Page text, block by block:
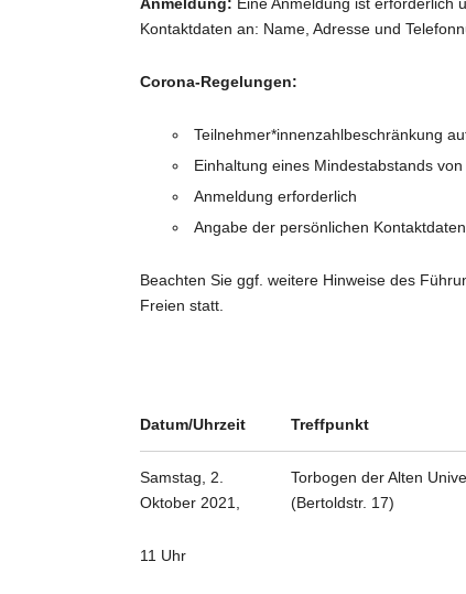
Anmeldung: Eine Anmeldung ist erforderlich
Kontaktdaten an: Name, Adresse und
Corona-Regelungen:
Teilnehmer*innenzahlbeschränkung
Einhaltung eines Mindestabstands
Anmeldung erforderlich
Angabe der persönlichen
Beachten Sie ggf. weitere Hinweise des
Freien statt.
Datum/Uhrzeit Treffpunkt
Samstag, 2.
Oktober 2021,
11 Uhr
Torbogen der Alten
(Bertoldstr. 17)